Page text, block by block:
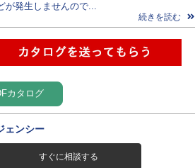
が発生しませんので...
続きを読む
タログ
ェンシー
すぐに相談する